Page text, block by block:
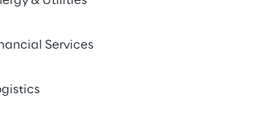
Services